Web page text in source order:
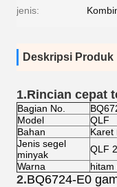
jenis:
Deskripsi Produk
1.Rincian cepat
Bagian No.
Model
QLF
Bahan
Karet
Jenis segel
minyak
QLF
Warna
hitam
2.BQ6724-E0